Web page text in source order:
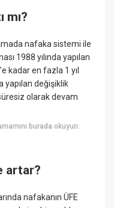
mı?
nafaka sistemi ile
1988 yılında yapılan
kadar en fazla 1 yıl
yapılan değişiklik
olarak devam
burada okuyun:
artar?
nafakanın ÜFE